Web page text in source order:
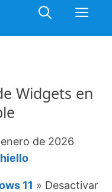
Widgets en
de 2026
11 » Desactivar